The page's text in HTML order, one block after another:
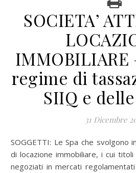
SOCIETA’
IMMOBILIARE
regime di
SIIQ e
31 Dicembre
SOGGETTI: Le Spa che svolgono in via prevalente attività
di locazione immobiliare, i cui
negoziati in mercati